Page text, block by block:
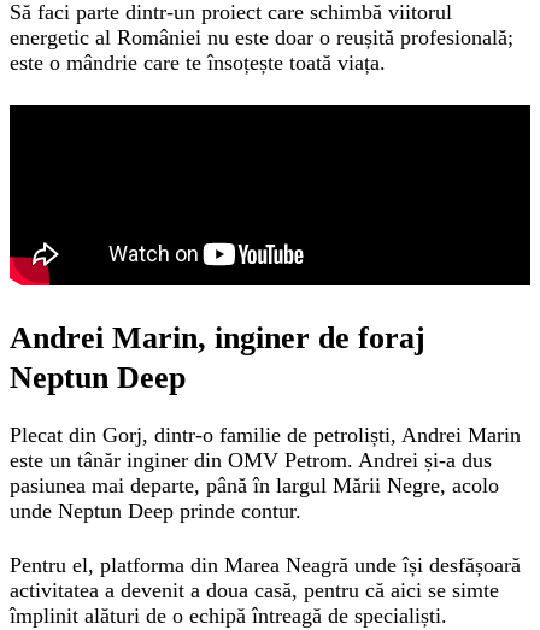
Să faci parte dintr-un proiect care schimbă viitorul
energetic al României nu este doar o reușită profesională;
este o mândrie care te însoțește toată viața.
Andrei Marin, inginer de foraj
Neptun Deep
Plecat din Gorj, dintr-o familie de petroliști, Andrei Marin
este un tânăr inginer din OMV Petrom. Andrei și-a dus
pasiunea mai departe, până în largul Mării Negre, acolo
unde Neptun Deep prinde contur.
Pentru el, platforma din Marea Neagră unde își desfășoară
activitatea a devenit a doua casă, pentru că aici se simte
împlinit alături de o echipă întreagă de specialiști.